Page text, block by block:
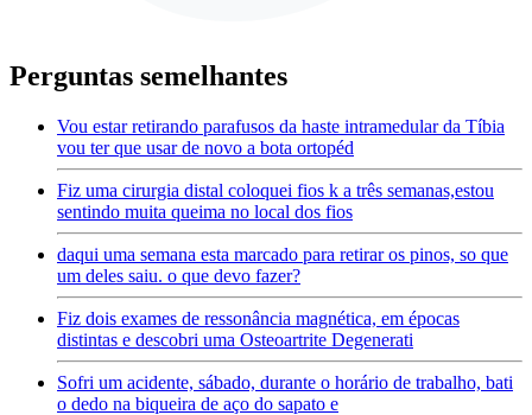
Perguntas semelhantes
Vou estar retirando parafusos da haste intramedular da Tíbia
vou ter que usar de novo a bota ortopéd
Fiz uma cirurgia distal coloquei fios k a três semanas,estou
sentindo muita queima no local dos fios
daqui uma semana esta marcado para retirar os pinos, so que
um deles saiu. o que devo fazer?
Fiz dois exames de ressonância magnética, em épocas
distintas e descobri uma Osteoartrite Degenerati
Sofri um acidente, sábado, durante o horário de trabalho, bati
o dedo na biqueira de aço do sapato e